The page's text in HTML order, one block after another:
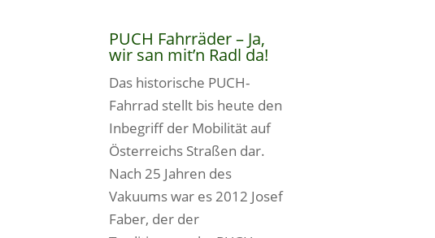
PUCH Fahrräder – Ja,
wir san mit’n Radl da!
Das historische PUCH-
Fahrrad stellt bis heute den
Inbegriff der Mobilität auf
Österreichs Straßen dar.
Nach 25 Jahren des
Vakuums war es 2012 Josef
Faber, der der